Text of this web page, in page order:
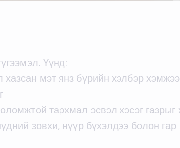
Үүнд:
мэт янз бүрийн хэлбэр
тархмал эсвэл хэсэг
зовхи, нүүр бүхэлдээ болон